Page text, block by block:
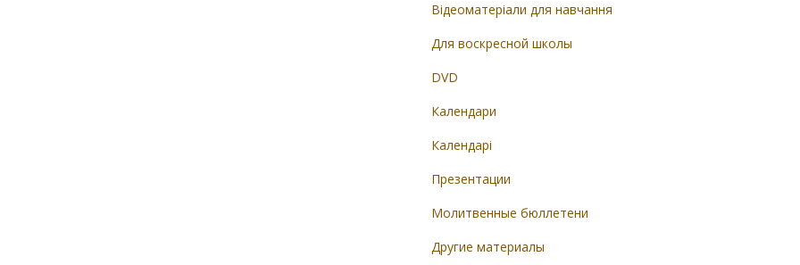
Відеоматеріали для навчання
Для воскресной школы
DVD
Календари
Календарі
Презентации
Молитвенные бюллетени
Другие материалы